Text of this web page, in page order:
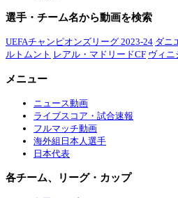
選手・チーム名から動画を検索
UEFAチャンピオンズリーグ 2023-24 ダニ
ルトムント レアル・マドリードCF ヴィニ
メニュー
ニュース動画
ライブスコア・試合速報
フルマッチ動画
海外組日本人選手
日本代表
各チーム、リーグ・カップ